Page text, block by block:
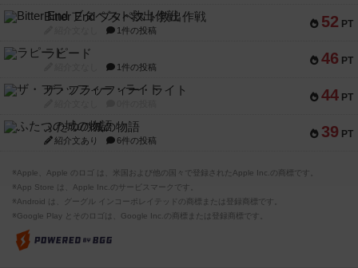
52 PT
Bitter End ブタペスト救出作戦
1件の投稿
46 PT
ラピード
1件の投稿
44 PT
ザ・フラッフィー・ライト
39 PT
ふたつの城の物語
紹介文あり 6件の投稿
※Apple、Apple のロゴ は、米国および他の国々で登録されたApple Inc.の商標です。
※App Store は、Apple Inc.のサービスマークです。
※Android は、グーグル インコーポレイテッドの商標または登録商標です。
※Google Play とそのロゴは、Google Inc.の商標または登録商標です。